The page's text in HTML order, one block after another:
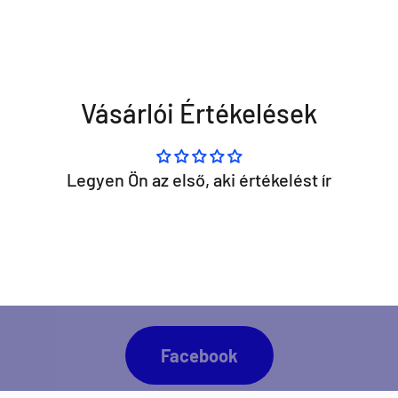
Vásárlói Értékelések
Legyen Ön az első, aki értékelést ír
Facebook